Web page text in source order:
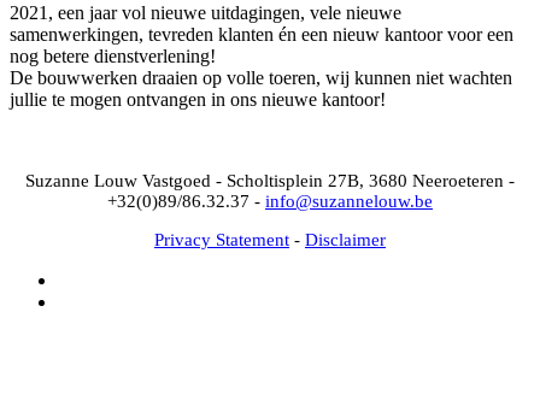
2021, een jaar vol nieuwe uitdagingen, vele nieuwe
samenwerkingen, tevreden klanten én een nieuw kantoor voor een
nog betere dienstverlening!
De bouwwerken draaien op volle toeren, wij kunnen niet wachten
jullie te mogen ontvangen in ons nieuwe kantoor!
Suzanne Louw Vastgoed - Scholtisplein 27B, 3680 Neeroeteren -
+32(0)89/86.32.37 - info@suzannelouw.be
Privacy Statement - Disclaimer